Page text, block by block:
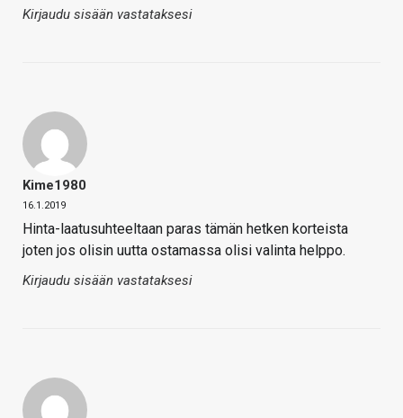
Kirjaudu sisään vastataksesi
Kime1980
16.1.2019
Hinta-laatusuhteeltaan paras tämän hetken korteista
joten jos olisin uutta ostamassa olisi valinta helppo.
Kirjaudu sisään vastataksesi